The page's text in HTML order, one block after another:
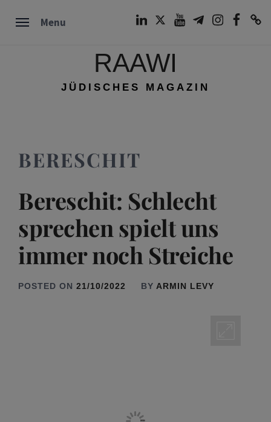
Menu
RAAWI
JÜDISCHES MAGAZIN
BERESCHIT
Bereschit: Schlecht
sprechen spielt uns
immer noch Streiche
POSTED ON 21/10/2022 BY ARMIN LEVY